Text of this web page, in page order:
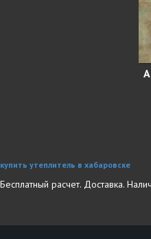
купить утеплитель в хабаровске
Бесплатный расчет. Доставка.